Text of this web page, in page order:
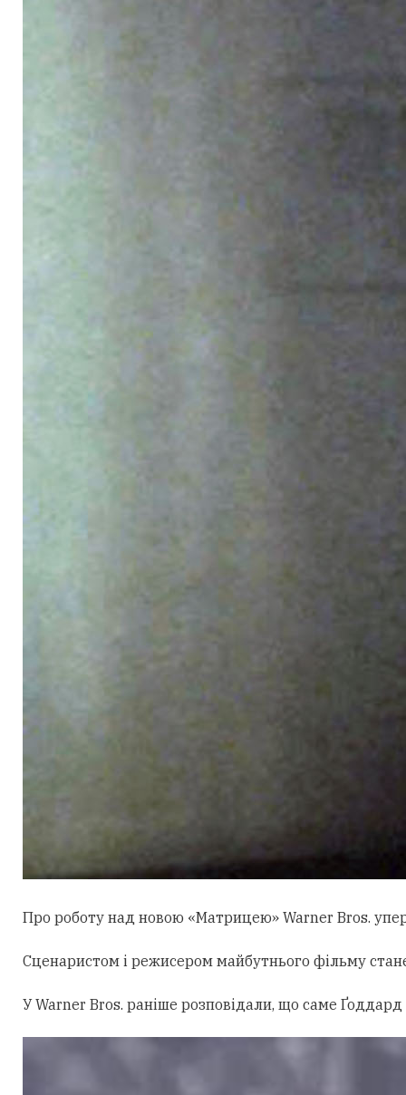
Про роботу над новою «Матрицею» Warner Bros.
Сценаристом і режисером майбутнього фільму
У Warner Bros. раніше розповідали, що саме